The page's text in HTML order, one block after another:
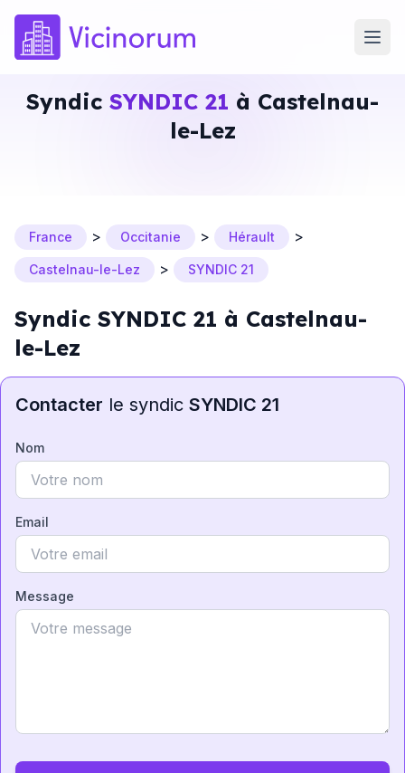
Syndic SYNDIC 21 à Castelnau-
le-Lez
France > Occitanie > Hérault >
Castelnau-le-Lez > SYNDIC 21
Syndic SYNDIC 21 à Castelnau-
le-Lez
Contacter le syndic SYNDIC 21
Nom
Email
Message